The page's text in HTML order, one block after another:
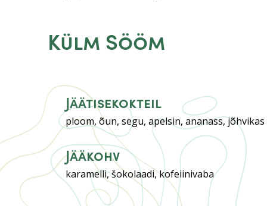
Külm Sööm
Jäätisekokteil
ploom, õun, segu, apelsin, ananass, jõhvikas
Jääkohv
karamelli, šokolaadi, kofeiinivaba